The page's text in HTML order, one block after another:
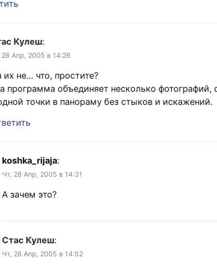
Кулеш:
28 Апр, 2005 в 14:26
их не… что, простите?
программа объединяет несколько фотографий,
точки в панораму без стыков и искажений.
koshka_rijaja:
Чт, 28 Апр, 2005 в 14:31
А зачем это?
Стас Кулеш:
Чт, 28 Апр, 2005 в 14:52